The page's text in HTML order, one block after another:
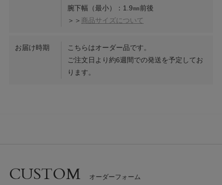
腕下幅（最小）：1.9㎜前後
＞＞ 商品サイズについて
お届け時期
こちらはオーダー品です。
ご注文日より約6週間での発送を予定してお
ります。
CUSTOM